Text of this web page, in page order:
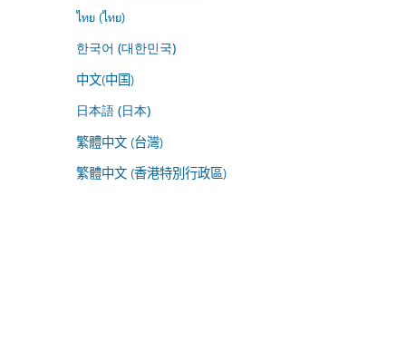
ไทย (ไทย)
한국어 (대한민국)
中文(中国)
日本語 (日本)
繁體中文 (台灣)
繁體中文 (香港特別行政區)